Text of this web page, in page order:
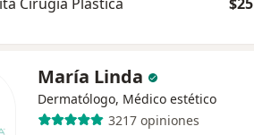
María Linda
Dermatólogo, Médico estético
3217 opiniones